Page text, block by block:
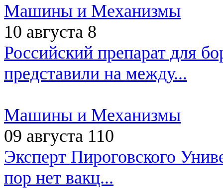
Машины и Механизмы
10 августа 8
Российский препарат для
представили на между...
Машины и Механизмы
09 августа 110
Эксперт Пироговского
пор нет вакц...